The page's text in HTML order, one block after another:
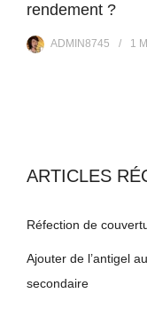
rendement ?
ADMIN8745 1
ARTICLES
Réfection de
Ajouter de l’antigel
secondaire